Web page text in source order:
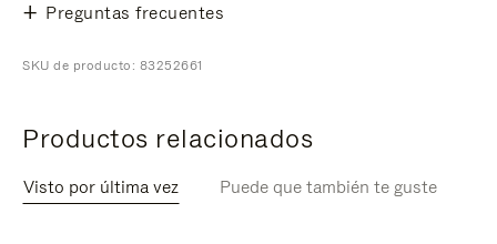
Preguntas frecuentes
SKU de producto: 83252661
Productos relacionados
Visto por última vez Puede que también te guste